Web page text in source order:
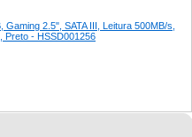
Gaming 2.5", SATA III, Leitura 500MB/s,
Preto - HSSD001256